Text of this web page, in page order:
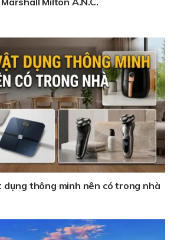
dụng thông minh nên có trong nhà